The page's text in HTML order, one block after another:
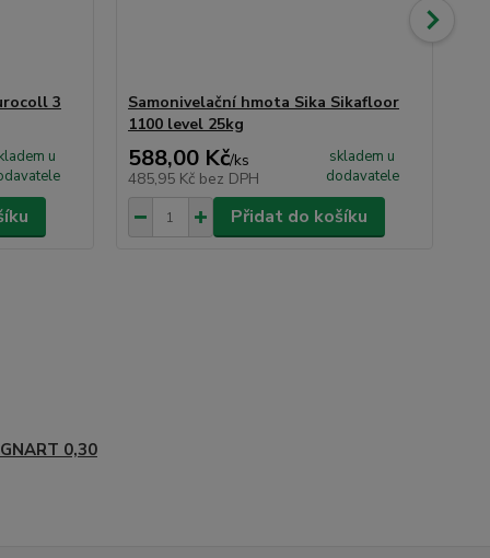
3
u
Samonivelační hmota Sika Sikafloor
1100 level 25kg
588,00 Kč/ks
485,95 Kč bez DPH
skladem u
dodavatele
Přidat do košíku
0,30